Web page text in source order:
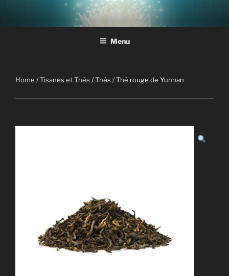
contenu
Menu
Home /Tisanes et Thés /Thés / Thé rouge de Yunnan